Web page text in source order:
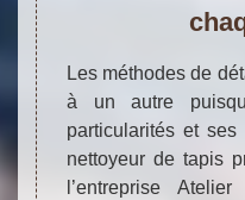
Les méthodes de
à un autre
particularités et ses
nettoyeur de tapis
l’entreprise